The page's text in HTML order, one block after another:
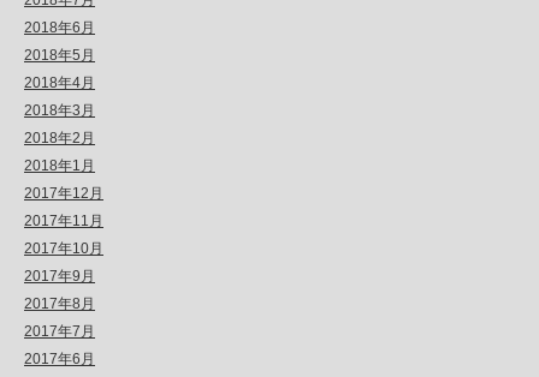
2018年6月
2018年5月
2018年4月
2018年3月
2018年2月
2018年1月
2017年12月
2017年11月
2017年10月
2017年9月
2017年8月
2017年7月
2017年6月